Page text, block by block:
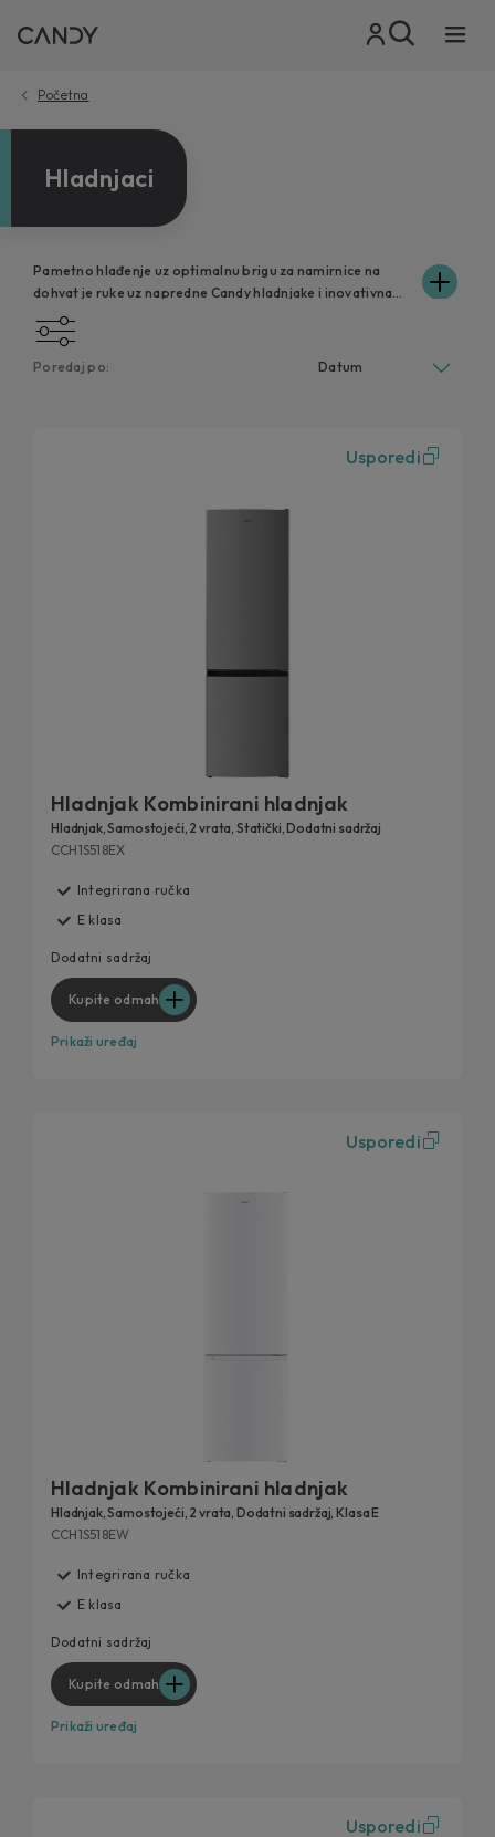
Početna
Hladnjaci
Pametno hlađenje uz optimalnu brigu za namirnice na
dohvat je ruke uz napredne Candy hladnjake i inovativna
rješenja poput automatskog odmrzavanja uz pametan
senzorski sustav ili fleksibilnost kombinacije polica i ladica
za praktičnu prilagodbu zahtjevima svakog korisnika.
koje nikoga neće ostaviti ravnodušnim.
Poredaj po:
Usporedi
Hladnjak Kombinirani hladnjak
Hladnjak, Samostojeći, 2 vrata, Statički, Dodatni sadržaj
CCH1S518EX
Integrirana ručka
E klasa
Dodatni sadržaj
Kupite odmah
Prikaži uređaj
Usporedi
Hladnjak Kombinirani hladnjak
Hladnjak, Samostojeći, 2 vrata, Dodatni sadržaj, Klasa E
CCH1S518EW
Integrirana ručka
E klasa
Dodatni sadržaj
Kupite odmah
Prikaži uređaj
Usporedi